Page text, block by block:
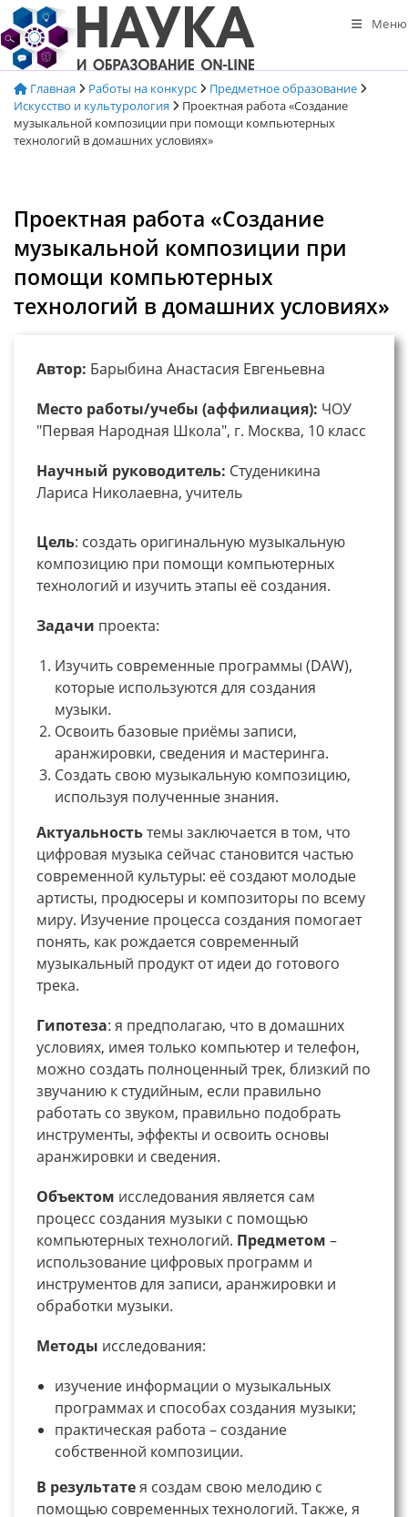
Перейти
к
содержимому
Меню
Главная Работы на конкурс
Предметное образование
Искусство и культурология
Проектная работа «Создание
музыкальной композиции при помощи компьютерных
технологий в домашних условиях»
Проектная работа «Создание
музыкальной композиции при
помощи компьютерных
технологий в домашних условиях»
Автор: Барыбина Анастасия Евгеньевна
Место работы/учебы (аффилиация): ЧОУ
"Первая Народная Школа", г. Москва, 10 класс
Научный руководитель: Студеникина
Лариса Николаевна, учитель
Цель: создать оригинальную музыкальную
композицию при помощи компьютерных
технологий и изучить этапы её создания.
Задачи проекта:
Изучить современные программы (DAW),
которые используются для создания
музыки.
Освоить базовые приёмы записи,
аранжировки, сведения и мастеринга.
Создать свою музыкальную композицию,
используя полученные знания.
Актуальностьтемы заключается в том, что
цифровая музыка сейчас становится частью
современной культуры: её создают молодые
артисты, продюсеры и композиторы по всему
миру. Изучение процесса создания помогает
понять, как рождается современный
музыкальный продукт от идеи до готового
трека.
Гипотеза: я предполагаю, что в домашних
условиях, имея только компьютер и телефон,
можно создать полноценный трек, близкий по
звучанию к студийным, если правильно
работать со звуком, правильно подобрать
инструменты, эффекты и освоить основы
аранжировки и сведения.
Объектом исследования является сам
процесс создания музыки с помощью
компьютерных технологий. Предметом –
использование цифровых программ и
инструментов для записи, аранжировки и
обработки музыки.
Методы исследования:
изучение информации о музыкальных
программах и способах создания музыки;
практическая работа – создание
собственной композиции.
В результатея создам свою мелодию с
помощью современных технологий. Также, я